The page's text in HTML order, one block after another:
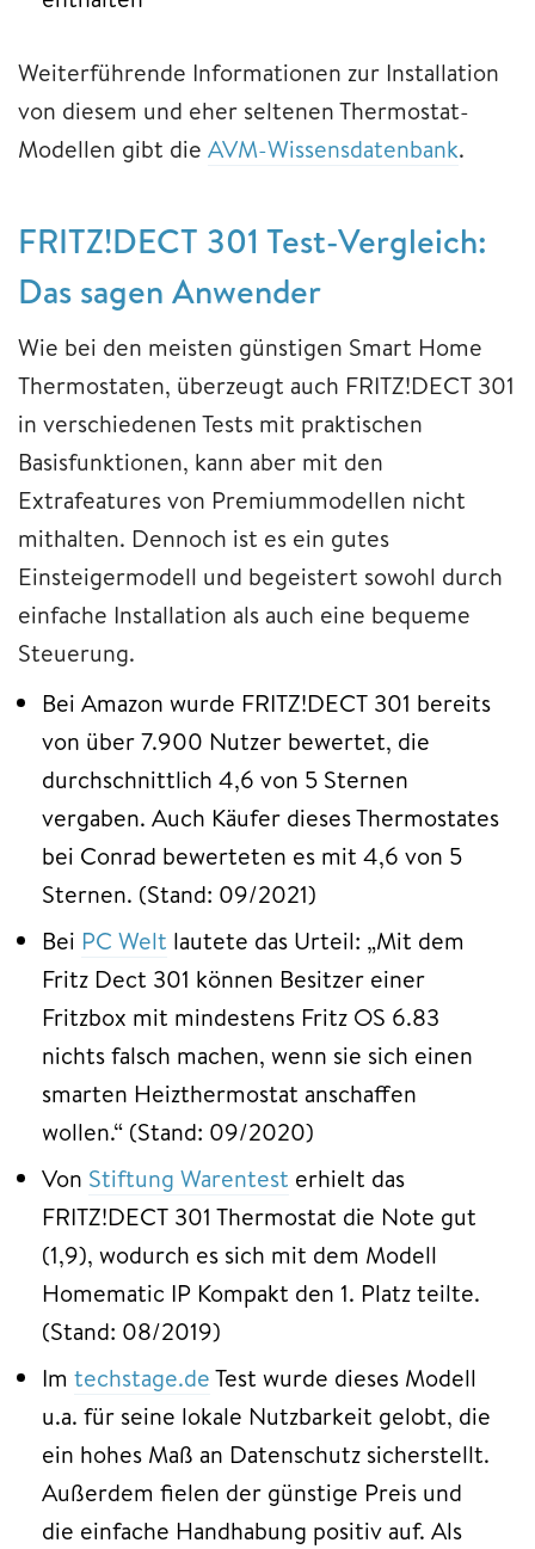
Weiterführende Informationen zur Installation
von diesem und eher seltenen Thermostat-
Modellen gibt die AVM-Wissensdatenbank.
FRITZ!DECT 301 Test-Vergleich:
Das sagen Anwender
Wie bei den meisten günstigen Smart Home
Thermostaten, überzeugt auch FRITZ!DECT 301
in verschiedenen Tests mit praktischen
Basisfunktionen, kann aber mit den
Extrafeatures von Premiummodellen nicht
mithalten. Dennoch ist es ein gutes
Einsteigermodell und begeistert sowohl durch
einfache Installation als auch eine bequeme
Steuerung.
Bei Amazon wurde FRITZ!DECT 301 bereits
von über 7.900 Nutzer bewertet, die
durchschnittlich 4,6 von 5 Sternen
vergaben. Auch Käufer dieses Thermostates
bei Conrad bewerteten es mit 4,6 von 5
Sternen. (Stand: 09/2021)
Bei PC Welt lautete das Urteil: „Mit dem
Fritz Dect 301 können Besitzer einer
Fritzbox mit mindestens Fritz OS 6.83
nichts falsch machen, wenn sie sich einen
smarten Heizthermostat anschaffen
wollen.“ (Stand: 09/2020)
Von Stiftung Warentest erhielt das
FRITZ!DECT 301 Thermostat die Note gut
(1,9), wodurch es sich mit dem Modell
Homematic IP Kompakt den 1. Platz teilte.
(Stand: 08/2019)
Im techstage.deTest wurde dieses Modell
u.a. für seine lokale Nutzbarkeit gelobt, die
ein hohes Maß an Datenschutz sicherstellt.
Außerdem fielen der günstige Preis und
die einfache Handhabung positiv auf. Als